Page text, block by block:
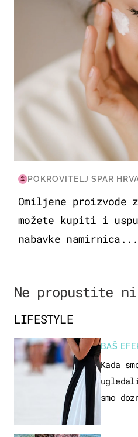
POKROVITELJ SPAR
Omiljene proizvode
možete kupiti i
nabavke namirnica...
Ne propustite
LIFESTYLE
BAŠ
Kada
smo